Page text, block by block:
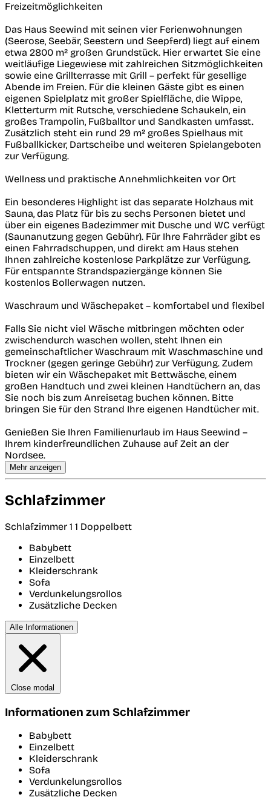
Freizeitmöglichkeiten
Das Haus Seewind mit seinen vier Ferienwohnungen
(Seerose, Seebär, Seestern und Seepferd) liegt auf einem
etwa 2800 m² großen Grundstück. Hier erwartet Sie eine
weitläufige Liegewiese mit zahlreichen Sitzmöglichkeiten
sowie eine Grillterrasse mit Grill – perfekt für gesellige
Abende im Freien. Für die kleinen Gäste gibt es einen
eigenen Spielplatz mit großer Spielfläche, die Wippe,
Kletterturm mit Rutsche, verschiedene Schaukeln, ein
großes Trampolin, Fußballtor und Sandkasten umfasst.
Zusätzlich steht ein rund 29 m² großes Spielhaus mit
Fußballkicker, Dartscheibe und weiteren Spielangeboten
zur Verfügung.
Wellness und praktische Annehmlichkeiten vor Ort
Ein besonderes Highlight ist das separate Holzhaus mit
Sauna, das Platz für bis zu sechs Personen bietet und
über ein eigenes Badezimmer mit Dusche und WC verfügt
(Saunanutzung gegen Gebühr). Für Ihre Fahrräder gibt es
einen Fahrradschuppen, und direkt am Haus stehen
Ihnen zahlreiche kostenlose Parkplätze zur Verfügung.
Für entspannte Strandspaziergänge können Sie
kostenlos Bollerwagen nutzen.
Waschraum und Wäschepaket – komfortabel und flexibel
Falls Sie nicht viel Wäsche mitbringen möchten oder
zwischendurch waschen wollen, steht Ihnen ein
gemeinschaftlicher Waschraum mit Waschmaschine und
Trockner (gegen geringe Gebühr) zur Verfügung. Zudem
bieten wir ein Wäschepaket mit Bettwäsche, einem
großen Handtuch und zwei kleinen Handtüchern an, das
Sie noch bis zum Anreisetag buchen können. Bitte
bringen Sie für den Strand Ihre eigenen Handtücher mit.
Genießen Sie Ihren Familienurlaub im Haus Seewind –
Ihrem kinderfreundlichen Zuhause auf Zeit an der
Nordsee.
Mehr anzeigen
Schlafzimmer
Schlafzimmer 1 1 Doppelbett
Babybett
Einzelbett
Kleiderschrank
Sofa
Verdunkelungsrollos
Zusätzliche Decken
Alle Informationen
Close modal
Informationen zum Schlafzimmer
Babybett
Einzelbett
Kleiderschrank
Sofa
Verdunkelungsrollos
Zusätzliche Decken